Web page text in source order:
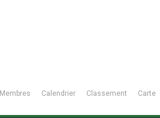
Membres Calendrier Classement Carte